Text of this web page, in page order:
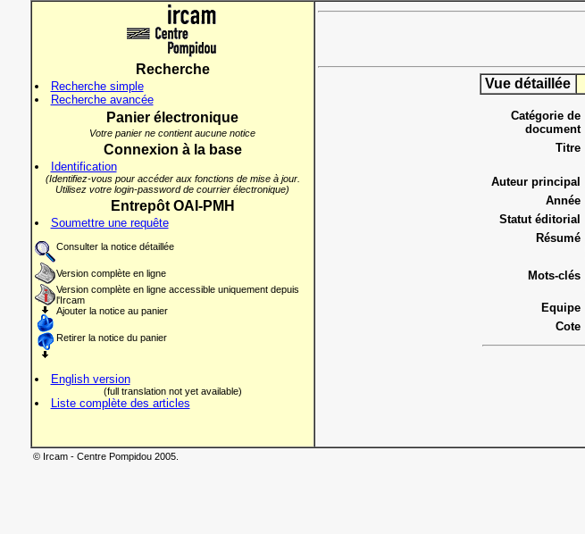
Recherche
Recherche simple
Recherche avancée
Panier électronique
Votre panier ne contient aucune notice
Connexion à la base
Identification
(Identifiez-vous pour accéder aux fonctions de mise à jour.
Utilisez votre login-password de courrier électronique)
Entrepôt OAI-PMH
Soumettre une requête
Consulter la notice détaillée
Version complète en ligne
Version complète en ligne accessible uniquement depuis
l'Ircam
Ajouter la notice au panier
Retirer la notice du panier
English version
(full translation not yet available)
Liste complète des articles
Vue détaillée
Catégorie de
document
Titre
Auteur principal
Année
Statut éditorial
Résumé
Mots-clés
Equipe
Cote
© Ircam - Centre Pompidou 2005.